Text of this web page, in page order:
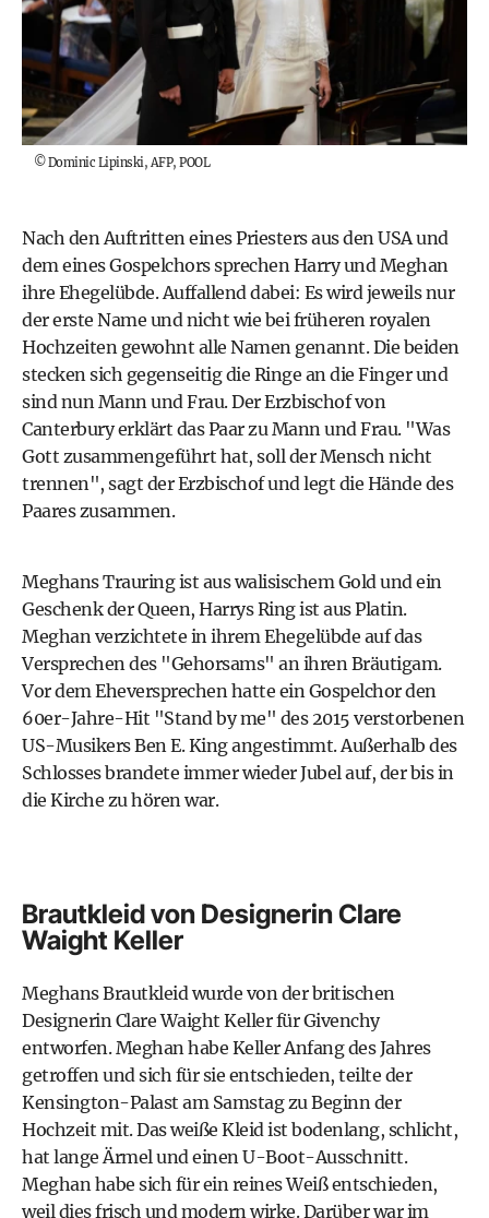
©Dominic Lipinski, AFP, POOL
Nach den Auftritten eines Priesters aus den USA und
dem eines Gospelchors sprechen Harry und Meghan
ihre Ehegelübde. Auffallend dabei: Es wird jeweils nur
der erste Name und nicht wie bei früheren royalen
Hochzeiten gewohnt alle Namen genannt. Die beiden
stecken sich gegenseitig die Ringe an die Finger und
sind nun Mann und Frau. Der Erzbischof von
Canterbury erklärt das Paar zu Mann und Frau. "Was
Gott zusammengeführt hat, soll der Mensch nicht
trennen", sagt der Erzbischof und legt die Hände des
Paares zusammen.
Meghans Trauring ist aus walisischem Gold und ein
Geschenk der Queen, Harrys Ring ist aus Platin.
Meghan verzichtete in ihrem Ehegelübde auf das
Versprechen des "Gehorsams" an ihren Bräutigam.
Vor dem Eheversprechen hatte ein Gospelchor den
60er-Jahre-Hit "Stand by me" des 2015 verstorbenen
US-Musikers Ben E. King angestimmt. Außerhalb des
Schlosses brandete immer wieder Jubel auf, der bis in
die Kirche zu hören war.
Brautkleid von Designerin Clare
Waight Keller
Meghans Brautkleid wurde von der britischen
Designerin Clare Waight Keller für Givenchy
entworfen. Meghan habe Keller Anfang des Jahres
getroffen und sich für sie entschieden, teilte der
Kensington-Palast am Samstag zu Beginn der
Hochzeit mit. Das weiße Kleid ist bodenlang, schlicht,
hat lange Ärmel und einen U-Boot-Ausschnitt.
Meghan habe sich für ein reines Weiß entschieden,
weil dies frisch und modern wirke. Darüber war im